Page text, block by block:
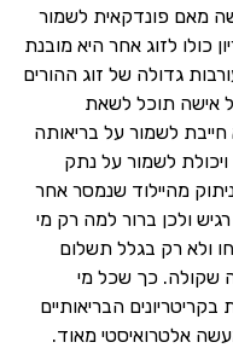
מאם פונדקאית לשמור
כולו לזוג אחר היא מובנת
גדולה של זוג ההורים
אישה תוכל לשאת
לשמור על בריאותה
לשמור על נתק
מהיילוד שנמסר אחר
ולכן ברור למה רק מי
ולא רק בגלל תשלום
שקולה. כך שכל מי
הבריאותיים
אלטרואיסטי מאוד.